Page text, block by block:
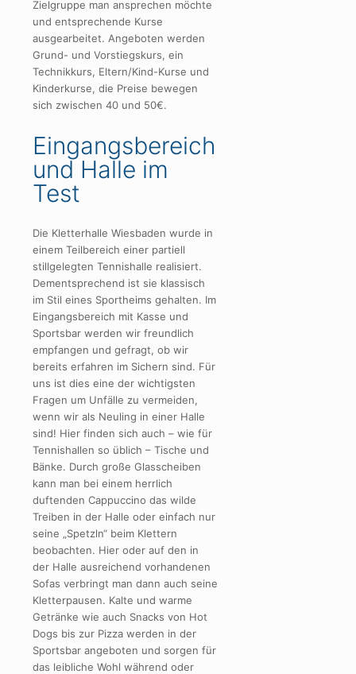
Zielgruppe man ansprechen möchte
und entsprechende Kurse
ausgearbeitet. Angeboten werden
Grund- und Vorstiegskurs, ein
Technikkurs, Eltern/Kind-Kurse und
Kinderkurse, die Preise bewegen
sich zwischen 40 und 50€.
Eingangsbereich
und Halle im
Test
Die Kletterhalle Wiesbaden wurde in
einem Teilbereich einer partiell
stillgelegten Tennishalle realisiert.
Dementsprechend ist sie klassisch
im Stil eines Sportheims gehalten. Im
Eingangsbereich mit Kasse und
Sportsbar werden wir freundlich
empfangen und gefragt, ob wir
bereits erfahren im Sichern sind. Für
uns ist dies eine der wichtigsten
Fragen um Unfälle zu vermeiden,
wenn wir als Neuling in einer Halle
sind! Hier finden sich auch – wie für
Tennishallen so üblich – Tische und
Bänke. Durch große Glasscheiben
kann man bei einem herrlich
duftenden Cappuccino das wilde
Treiben in der Halle oder einfach nur
seine „Spetzln“ beim Klettern
beobachten. Hier oder auf den in
der Halle ausreichend vorhandenen
Sofas verbringt man dann auch seine
Kletterpausen. Kalte und warme
Getränke wie auch Snacks von Hot
Dogs bis zur Pizza werden in der
Sportsbar angeboten und sorgen für
das leibliche Wohl während oder